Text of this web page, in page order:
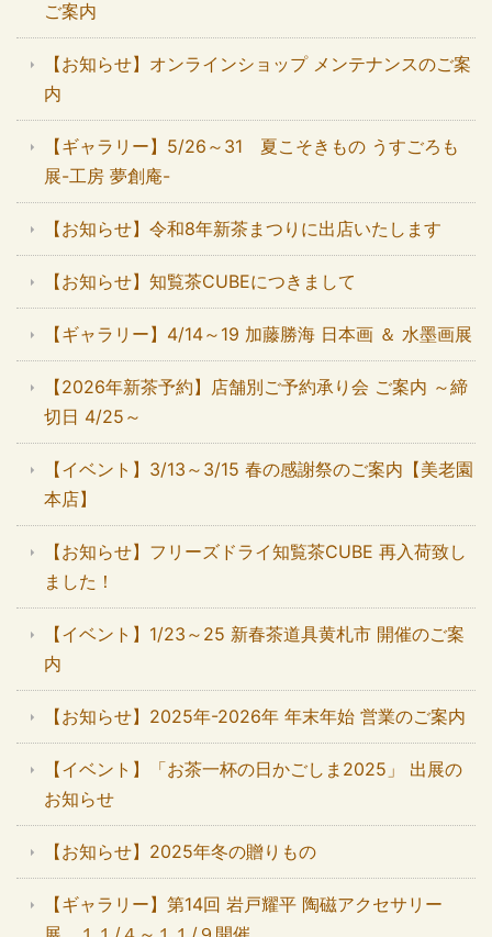
ご案内
【お知らせ】オンラインショップ メンテナンスのご案
内
【ギャラリー】5/26～31 夏こそきもの うすごろも
展-工房 夢創庵-
【お知らせ】令和8年新茶まつりに出店いたします
【お知らせ】知覧茶CUBEにつきまして
【ギャラリー】4/14～19 加藤勝海 日本画 ＆ 水墨画展
【2026年新茶予約】店舗別ご予約承り会 ご案内 ～締
切日 4/25～
【イベント】3/13～3/15 春の感謝祭のご案内【美老園
本店】
【お知らせ】フリーズドライ知覧茶CUBE 再入荷致し
ました！
【イベント】1/23～25 新春茶道具黄札市 開催のご案
内
【お知らせ】2025年-2026年 年末年始 営業のご案内
【イベント】「お茶一杯の日かごしま2025」 出展の
お知らせ
【お知らせ】2025年冬の贈りもの
【ギャラリー】第14回 岩戸耀平 陶磁アクセサリー